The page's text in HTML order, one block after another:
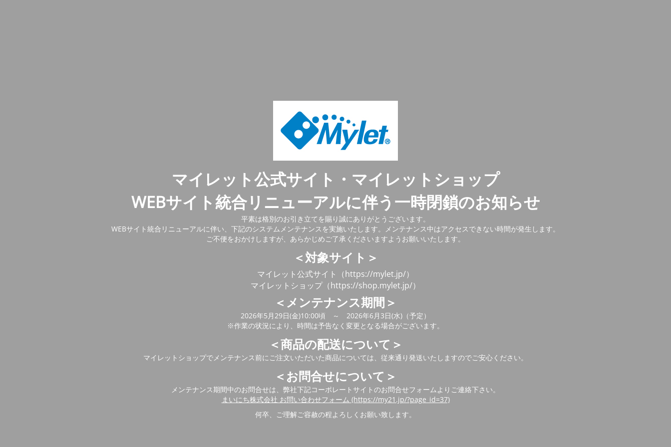
マイレット公式サイト・マイレットショップ
WEBサイト統合リニューアルに伴う一時閉鎖のお知らせ
平素は格別のお引き立てを賜り誠にありがとうございます。
WEBサイト統合リニューアルに伴い、下記のシステムメンテナンスを実施いたします。メンテナンス中はアクセスできない時間が発生します。
ご不便をおかけしますが、あらかじめご了承くださいますようお願いいたします。
＜対象サイト＞
マイレット公式サイト（https://mylet.jp/）
マイレットショップ（https://shop.mylet.jp/）
＜メンテナンス期間＞
2026年5月29日(金)10:00頃 ～ 2026年6月3日(水)（予定）
※作業の状況により、時間は予告なく変更となる場合がございます。
＜商品の配送について＞
マイレットショップでメンテナンス前にご注文いただいた商品については、従来通り発送いたしますのでご安心ください。
＜お問合せについて＞
メンテナンス期間中のお問合せは、弊社下記コーポレートサイトのお問合せフォームよりご連絡下さい。
まいにち株式会社 お問い合わせフォーム (https://my21.jp/?page_id=37)
何卒、ご理解ご容赦の程よろしくお願い致します。